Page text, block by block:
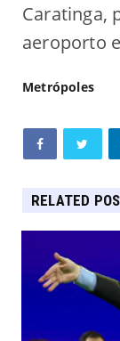
Caratinga,
aeroporto
Metrópoles
RELATED